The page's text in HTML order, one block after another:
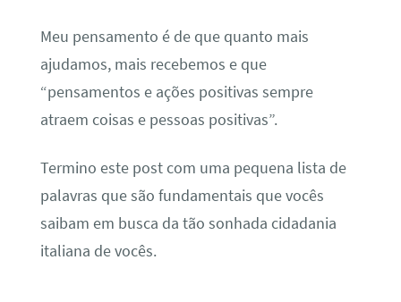
Meu pensamento é de que quanto mais
ajudamos, mais recebemos e que
“pensamentos e ações positivas sempre
atraem coisas e pessoas positivas”.
Termino este post com uma pequena lista de
palavras que são fundamentais que vocês
saibam em busca da tão sonhada cidadania
italiana de vocês.